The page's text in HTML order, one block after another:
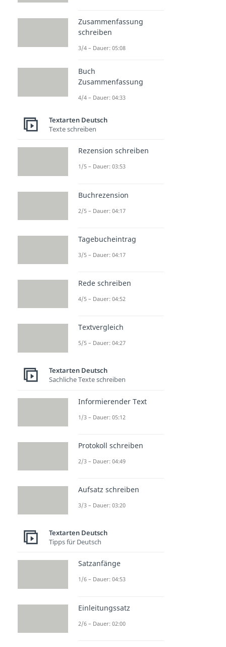
Zusammenfassung
schreiben
3/4 – Dauer: 05:08
Buch
Zusammenfassung
4/4 – Dauer: 04:33
Textarten Deutsch
Texte schreiben
Rezension schreiben
1/5 – Dauer: 03:53
Buchrezension
2/5 – Dauer: 04:17
Tagebucheintrag
3/5 – Dauer: 04:17
Rede schreiben
4/5 – Dauer: 04:52
Textvergleich
5/5 – Dauer: 04:27
Textarten Deutsch
Sachliche Texte schreiben
Informierender Text
1/3 – Dauer: 05:12
Protokoll schreiben
2/3 – Dauer: 04:49
Aufsatz schreiben
3/3 – Dauer: 03:20
Textarten Deutsch
Tipps für Deutsch
Satzanfänge
1/6 – Dauer: 04:53
Einleitungssatz
2/6 – Dauer: 02:00